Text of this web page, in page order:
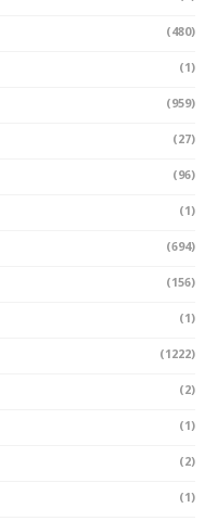
(480)
(1)
(959)
(27)
(96)
(1)
(694)
(156)
(1)
(1222)
(2)
(1)
(2)
(1)